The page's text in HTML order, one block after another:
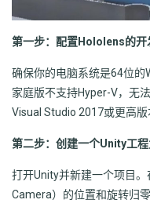
第一步：配置Hololens的开
确保你的电脑系统是64位的
家庭版不支持Hyper-V，无
Visual Studio 2017或更高版
第二步：创建一个Unity工
打开Unity并新建一个项目
Camera）的位置和旋转归